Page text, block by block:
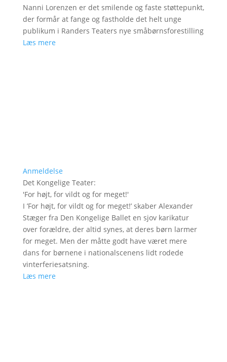
Nanni Lorenzen er det smilende og faste støttepunkt,
der formår at fange og fastholde det helt unge
publikum i Randers Teaters nye småbørnsforestilling
Læs mere
Anmeldelse
Det Kongelige Teater:
'For højt, for vildt og for meget!'
I ’For højt, for vildt og for meget!’ skaber Alexander
Stæger fra Den Kongelige Ballet en sjov karikatur
over forældre, der altid synes, at deres børn larmer
for meget. Men der måtte godt have været mere
dans for børnene i nationalscenens lidt rodede
vinterferiesatsning.
Læs mere